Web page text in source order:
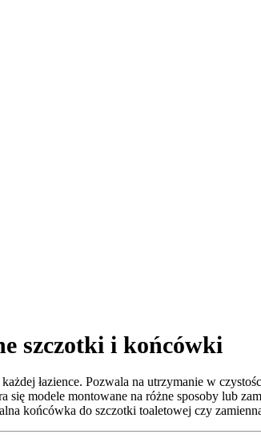
szczotki i końcówki
łazience. Pozwala na utrzymanie w
się modele montowane na różne sposoby lub
końcówka do szczotki toaletowej czy